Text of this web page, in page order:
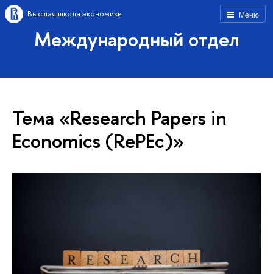
Меню
Высшая школа экономики
Международный отдел
Тема «Research Papers in
Economics (RePEc)»